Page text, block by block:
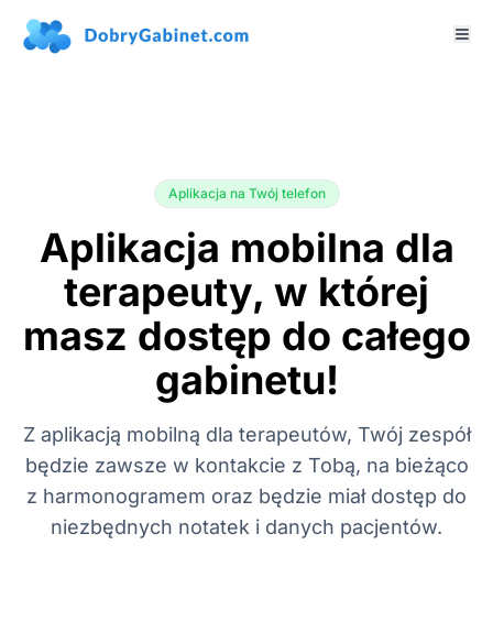
Aplikacja na Twój telefon
Aplikacja mobilna dla
terapeuty, w której
masz dostęp do całego
gabinetu!
Z aplikacją mobilną dla terapeutów, Twój zespół
będzie zawsze w kontakcie z Tobą, na bieżąco
z harmonogramem oraz będzie miał dostęp do
niezbędnych notatek i danych pacjentów.